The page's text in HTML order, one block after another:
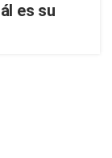
es su